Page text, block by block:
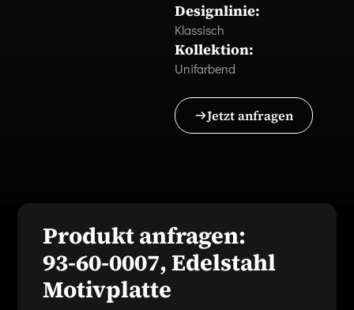
Designlinie:
Klassisch
Kollektion:
Unifarbend
Jetzt anfragen
Produkt anfragen:
93-60-0007, Edelstahl
Motivplatte